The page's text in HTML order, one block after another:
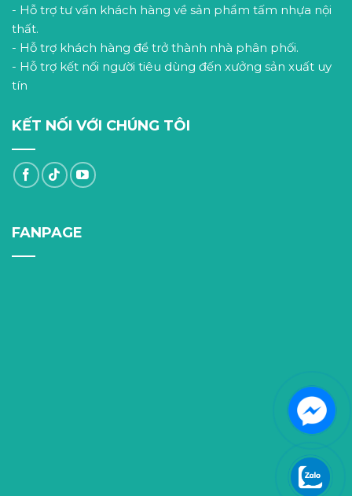
- Hỗ trợ tư vấn khách hàng về sản phẩm tấm nhựa nội
thất.
- Hỗ trợ khách hàng để trở thành nhà phân phối.
- Hỗ trợ kết nối người tiêu dùng đến xưởng sản xuất uy
tín
KẾT NỐI VỚI CHÚNG TÔI
FANPAGE